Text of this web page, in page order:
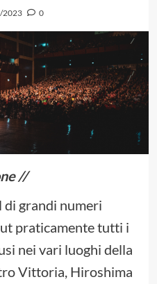
2023 0
//
di grandi numeri
praticamente tutti i
nei vari luoghi della
Vittoria, Hiroshima